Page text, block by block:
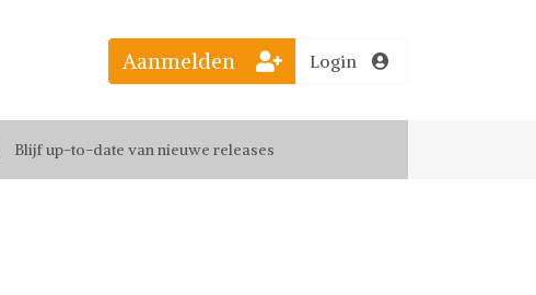
Bestel jouw favoriete looks
Blijf up-to-date van nieuwe releases
Aanmelden Login